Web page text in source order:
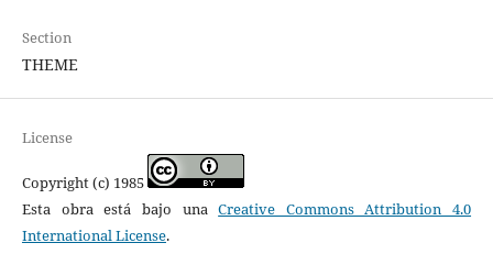
Section
THEME
License
Copyright (c) 1985
Esta obra está bajo unaCreative Commons Attribution 4.0
International License.